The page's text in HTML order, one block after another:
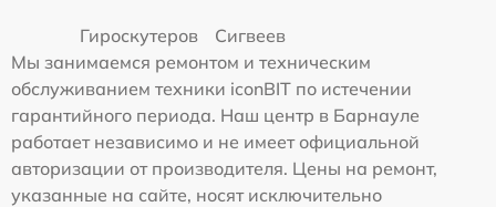
Гироскутеров
Сигвеев
Мы занимаемся ремонтом и техническим
обслуживанием техники iconBIT по истечении
гарантийного периода. Наш центр в Барнауле
работает независимо и не имеет официальной
авторизации от производителя. Цены на ремонт,
указанные на сайте, носят исключительно